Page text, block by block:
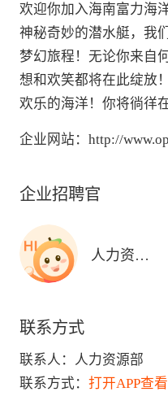
欢迎你加入海南富力海
神秘奇妙的潜水艇，我
梦幻旅程！无论你来自
想和欢笑都将在此绽放
欢乐的海洋！你将徜徉
企业网站： http://
企业招聘官
人力资源部
联系方式
联系人：
人力资源部
联系方式： 打开APP查看